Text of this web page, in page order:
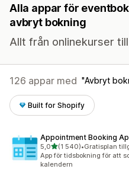
Alla appar för
avbryt bokning
Allt från onlinekurser
126 appar med Avbryt
Built for Shopify
Appointment Booking
5,0av 5 stjärnor
(1 540)
1540 recensioner totalt
•Gratisplan
App för tidsbokning för att
kalendern